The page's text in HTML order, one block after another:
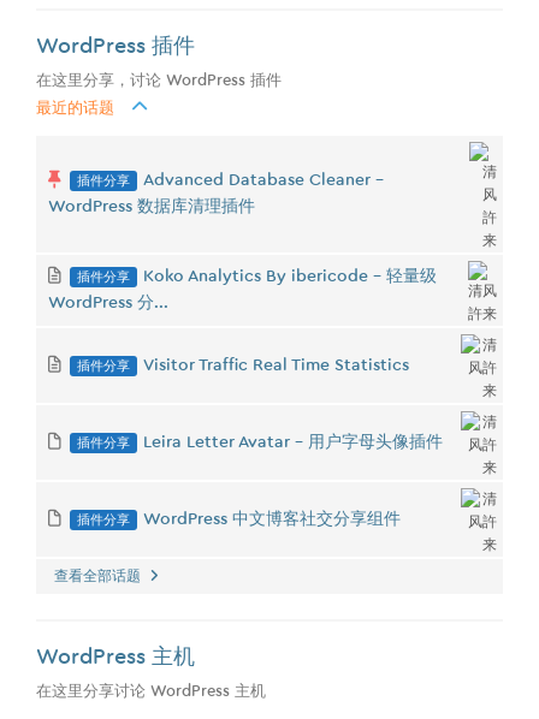
WordPress 插件
在这里分享，讨论 WordPress 插件
最近的话题
插件分享
Advanced Database Cleaner -
WordPress 数据库清理插件
插件分享
Koko Analytics By ibericode - 轻量级
WordPress 分...
插件分享 Visitor Traffic Real Time Statistics
插件分享 Leira Letter Avatar - 用户字母头像插件
插件分享 WordPress 中文博客社交分享组件
查看全部话题
WordPress 主机
在这里分享讨论 WordPress 主机